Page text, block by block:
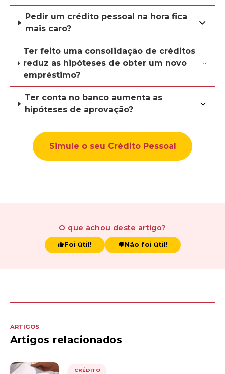
Pedir um crédito pessoal na hora fica
mais caro?
Ter feito uma consolidação de créditos
reduz as hipóteses de obter um novo
empréstimo?
Ter conta no banco aumenta as
hipóteses de aprovação?
Simule o seu Crédito Pessoal
O que achou deste artigo?
Foi útil! Não foi útil!
ARTIGOS
Artigos relacionados
CRÉDITO